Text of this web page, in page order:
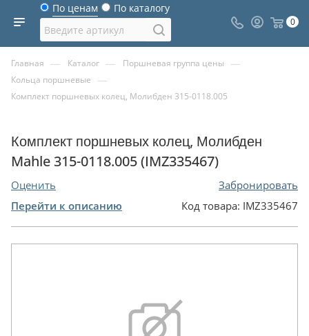
По ценам По каталогу
0
Главная — Каталог — Поршневая группа цены —
Кольца поршневые —
Комплект поршневых колец, Молибден 315-0118.005
Комплект поршневых колец, Молибден
Mahle 315-0118.005 (IMZ335467)
Оценить
Забронировать
Перейти к описанию
Код товара: IMZ335467